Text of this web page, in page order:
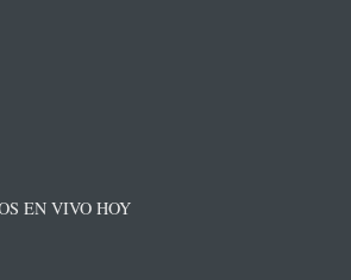
EN VIVO HOY